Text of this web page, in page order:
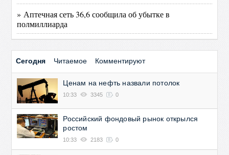
» Аптечная сеть 36,6 сообщила об убытке в
полмиллиарда
Сегодня Читаемое Комментируют
Ценам на нефть назвали потолок
10:33 3345 0
Российский фондовый рынок открылся
ростом
10:33 2183 0